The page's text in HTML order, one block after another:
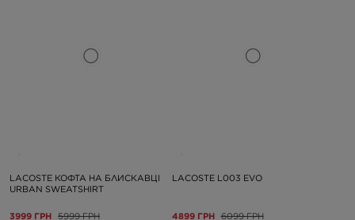
LACOSTE КОФТА НА БЛИСКАВЦІ
URBAN SWEATSHIRT
3999 ГРН 5999 ГРН
LACOSTE L003 EVO
4899 ГРН 6099 ГРН